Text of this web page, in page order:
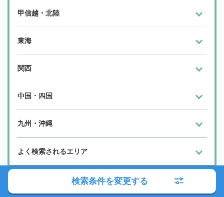
甲信越・北陸
東海
関西
中国・四国
九州・沖縄
よく検索されるエリア
「相続会議弁護士検索サービス」に関する ご利用上の注意
検索条件を変更する